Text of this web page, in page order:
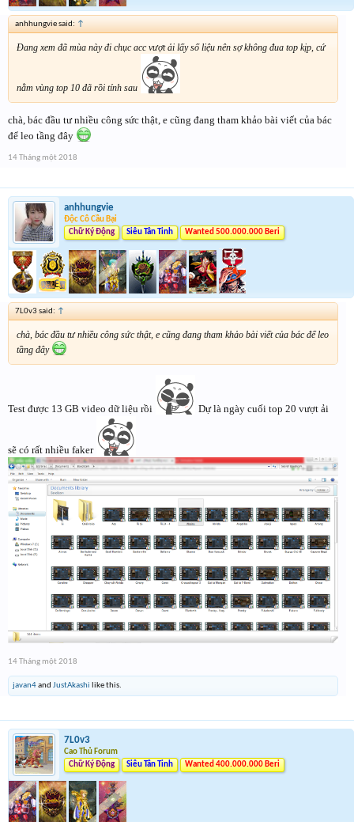
anhhungvie said: ↑
Đang xem đã mùa này đi chục acc vượt ải lấy số liệu nên sợ không đua top kịp, cứ
nằm vùng top 10 đã rồi tính sau
chà, bác đầu tư nhiều công sức thật, e cũng đang tham khảo bài viết của bác
để leo tầng đây
14 Tháng một 2018
anhhungvie
Độc Cô Cầu Bại
Chữ Ký Động
Siêu Tân Tinh Wanted 500.000.000 Beri
7L0v3 said: ↑
chà, bác đầu tư nhiều công sức thật, e cũng đang tham khảo bài viết của bác để leo
tầng đây
Test được 13 GB video dữ liệu rồi Dự là ngày cuối top 20 vượt ải
sẽ có rất nhiều faker
14 Tháng một 2018
javan4and JustAkashi like this.
7L0v3
Cao Thủ Forum
Chữ Ký Động
Siêu Tân Tinh Wanted 400.000.000 Beri